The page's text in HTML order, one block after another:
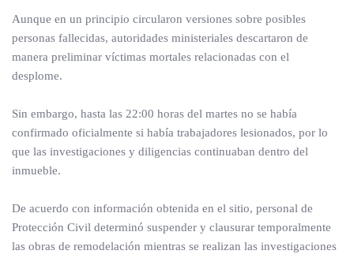
Aunque en un principio circularon versiones sobre posibles
personas fallecidas, autoridades ministeriales descartaron de
manera preliminar víctimas mortales relacionadas con el
desplome.
Sin embargo, hasta las 22:00 horas del martes no se había
confirmado oficialmente si había trabajadores lesionados, por lo
que las investigaciones y diligencias continuaban dentro del
inmueble.
De acuerdo con información obtenida en el sitio, personal de
Protección Civil determinó suspender y clausurar temporalmente
las obras de remodelación mientras se realizan las investigaciones